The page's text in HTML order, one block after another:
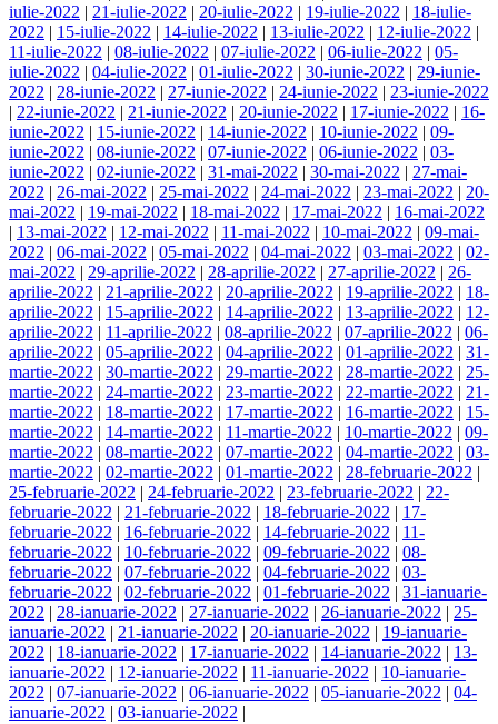
iulie-2022 | 21-iulie-2022 | 20-iulie-2022 | 19-iulie-2022 | 18-iulie-
2022 | 15-iulie-2022 | 14-iulie-2022 | 13-iulie-2022 | 12-iulie-2022 |
11-iulie-2022 | 08-iulie-2022 | 07-iulie-2022 | 06-iulie-2022 | 05-
iulie-2022 | 04-iulie-2022 | 01-iulie-2022 | 30-iunie-2022 | 29-iunie-
2022 | 28-iunie-2022 | 27-iunie-2022 | 24-iunie-2022 | 23-iunie-2022
| 22-iunie-2022 | 21-iunie-2022 | 20-iunie-2022 | 17-iunie-2022 | 16-
iunie-2022 | 15-iunie-2022 | 14-iunie-2022 | 10-iunie-2022 | 09-
iunie-2022 | 08-iunie-2022 | 07-iunie-2022 | 06-iunie-2022 | 03-
iunie-2022 | 02-iunie-2022 | 31-mai-2022 | 30-mai-2022 | 27-mai-
2022 | 26-mai-2022 | 25-mai-2022 | 24-mai-2022 | 23-mai-2022 | 20-
mai-2022 | 19-mai-2022 | 18-mai-2022 | 17-mai-2022 | 16-mai-2022
| 13-mai-2022 | 12-mai-2022 | 11-mai-2022 | 10-mai-2022 | 09-mai-
2022 | 06-mai-2022 | 05-mai-2022 | 04-mai-2022 | 03-mai-2022 | 02-
mai-2022 | 29-aprilie-2022 | 28-aprilie-2022 | 27-aprilie-2022 | 26-
aprilie-2022 | 21-aprilie-2022 | 20-aprilie-2022 | 19-aprilie-2022 | 18-
aprilie-2022 | 15-aprilie-2022 | 14-aprilie-2022 | 13-aprilie-2022 | 12-
aprilie-2022 | 11-aprilie-2022 | 08-aprilie-2022 | 07-aprilie-2022 | 06-
aprilie-2022 | 05-aprilie-2022 | 04-aprilie-2022 | 01-aprilie-2022 | 31-
martie-2022 | 30-martie-2022 | 29-martie-2022 | 28-martie-2022 | 25-
martie-2022 | 24-martie-2022 | 23-martie-2022 | 22-martie-2022 | 21-
martie-2022 | 18-martie-2022 | 17-martie-2022 | 16-martie-2022 | 15-
martie-2022 | 14-martie-2022 | 11-martie-2022 | 10-martie-2022 | 09-
martie-2022 | 08-martie-2022 | 07-martie-2022 | 04-martie-2022 | 03-
martie-2022 | 02-martie-2022 | 01-martie-2022 | 28-februarie-2022 |
25-februarie-2022 | 24-februarie-2022 | 23-februarie-2022 | 22-
februarie-2022 | 21-februarie-2022 | 18-februarie-2022 | 17-
februarie-2022 | 16-februarie-2022 | 14-februarie-2022 | 11-
februarie-2022 | 10-februarie-2022 | 09-februarie-2022 | 08-
februarie-2022 | 07-februarie-2022 | 04-februarie-2022 | 03-
februarie-2022 | 02-februarie-2022 | 01-februarie-2022 | 31-ianuarie-
2022 | 28-ianuarie-2022 | 27-ianuarie-2022 | 26-ianuarie-2022 | 25-
ianuarie-2022 | 21-ianuarie-2022 | 20-ianuarie-2022 | 19-ianuarie-
2022 | 18-ianuarie-2022 | 17-ianuarie-2022 | 14-ianuarie-2022 | 13-
ianuarie-2022 | 12-ianuarie-2022 | 11-ianuarie-2022 | 10-ianuarie-
2022 | 07-ianuarie-2022 | 06-ianuarie-2022 | 05-ianuarie-2022 | 04-
ianuarie-2022 | 03-ianuarie-2022 |